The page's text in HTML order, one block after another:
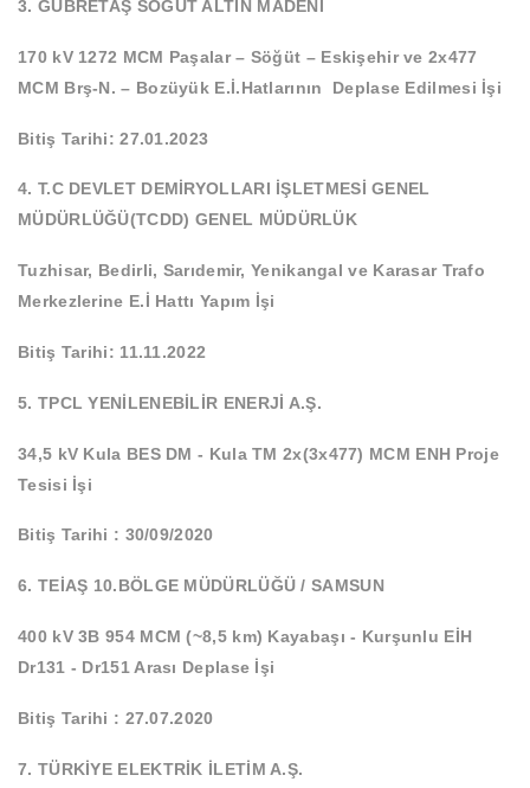
3. GÜBRETAŞ SÖĞÜT ALTIN MADENİ
170 kV 1272 MCM Paşalar – Söğüt – Eskişehir ve 2x477
MCM Brş-N. – Bozüyük E.İ.Hatlarının Deplase Edilmesi İşi
Bitiş Tarihi: 27.01.2023
4. T.C DEVLET DEMİRYOLLARI İŞLETMESİ GENEL
MÜDÜRLÜĞÜ(TCDD) GENEL MÜDÜRLÜK
Tuzhisar, Bedirli, Sarıdemir, Yenikangal ve Karasar Trafo
Merkezlerine E.İ Hattı Yapım İşi
Bitiş Tarihi: 11.11.2022
5. TPCL YENİLENEBİLİR ENERJİ A.Ş.
34,5 kV Kula BES DM - Kula TM2x(3x477) MCM ENH Proje
Tesisi İşi
Bitiş Tarihi : 30/09/2020
6. TEİAŞ 10.BÖLGE MÜDÜRLÜĞÜ / SAMSUN
400 kV 3B 954 MCM (~8,5 km) Kayabaşı - Kurşunlu EİH
Dr131 - Dr151 Arası Deplase İşi
Bitiş Tarihi : 27.07.2020
7. TÜRKİYE ELEKTRİK İLETİM A.Ş.